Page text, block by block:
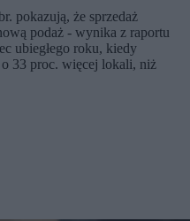
pokazują, że sprzedaż
podaż - wynika z raportu
ubiegłego roku, kiedy
33 proc. więcej lokali, niż